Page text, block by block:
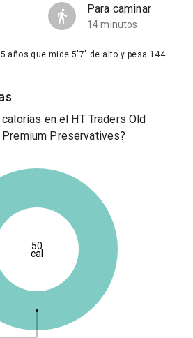
Para caminar
14 minutos
años que mide 5'7" de alto y pesa 144
en el HT Traders Old
Preservatives?
50
cal